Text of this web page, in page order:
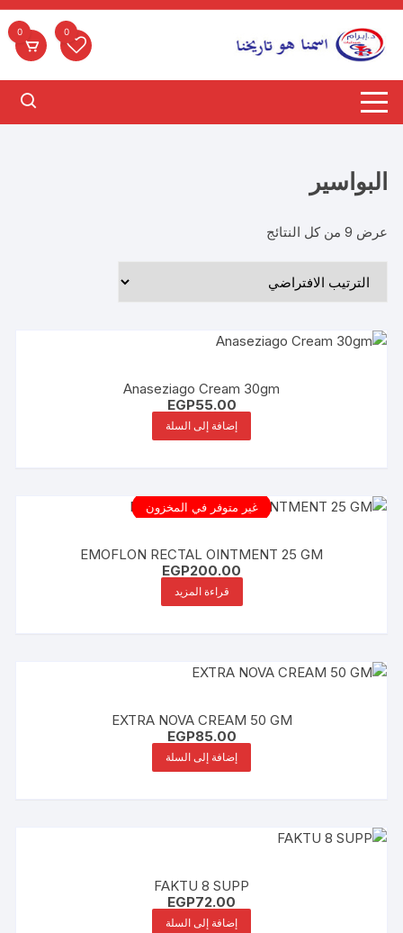
التجاوز
المحتوى
0
0
البواسير
عرض ⁦9⁩ من كل النتائج
Anaseziago Cream 30gm
EGP55.00
إضافة إلى السلة
غير متوفر في المخزون
EMOFLON RECTAL OINTMENT 25 GM
EGP200.00
قراءة المزيد
EXTRA NOVA CREAM 50 GM
EGP85.00
إضافة إلى السلة
FAKTU 8 SUPP
EGP72.00
إضافة إلى السلة